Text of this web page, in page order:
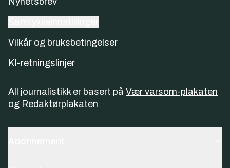
Vilkår og bruksbetingelser
KI-retningslinjer
All journalistikk er basert på Vær varsom-plakaten
og Redaktørplakaten